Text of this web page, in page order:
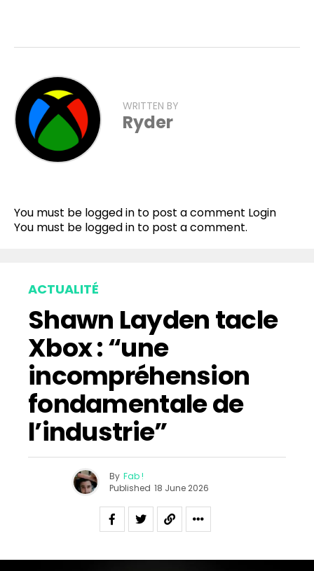
WRITTEN BY
Ryder
You must be logged in to post a comment Login
You must be logged in to post a comment.
ACTUALITÉ
Shawn Layden tacle
Xbox : “une
incompréhension
fondamentale de
l’industrie”
By Fab !
Published 18 June 2026
Pinterest